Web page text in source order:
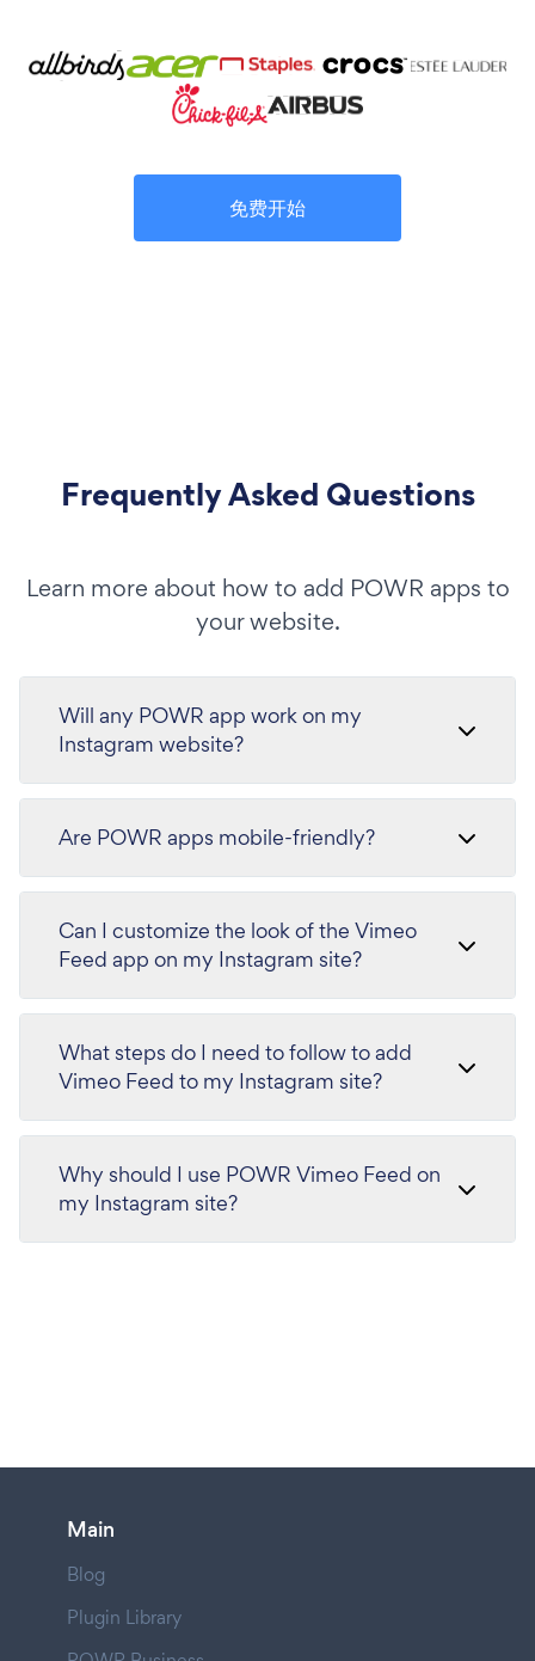
免费开始
Frequently Asked Questions
Learn more about how to add POWR apps to
your website.
Will any POWR app work on my
Instagram website?
Are POWR apps mobile-friendly?
Can I customize the look of the Vimeo
Feed app on my Instagram site?
What steps do I need to follow to add
Vimeo Feed to my Instagram site?
Why should I use POWR Vimeo Feed on
my Instagram site?
Main
Blog
Plugin Library